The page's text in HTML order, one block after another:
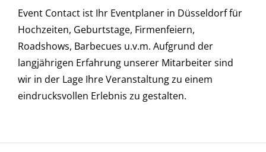
Event Contact ist Ihr Eventplaner in Düsseldorf für
Hochzeiten, Geburtstage, Firmenfeiern,
Roadshows, Barbecues u.v.m. Aufgrund der
langjährigen Erfahrung unserer Mitarbeiter sind
wir in der Lage Ihre Veranstaltung zu einem
eindrucksvollen Erlebnis zu gestalten.